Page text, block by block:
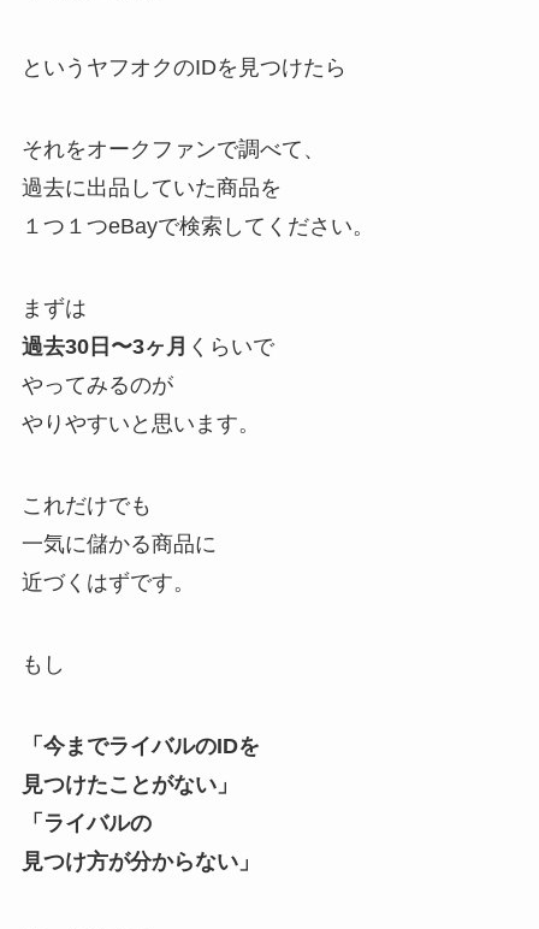
というヤフオクのIDを見つけたら
それをオークファンで調べて、
過去に出品していた商品を
１つ１つeBayで検索してください。
まずは
過去30日〜3ヶ月 くらいで
やってみるのが
やりやすいと思います。
これだけでも
一気に儲かる商品に
近づくはずです。
もし
「今までライバルのIDを
見つけたことがない」
「ライバルの
見つけ方が分からない」